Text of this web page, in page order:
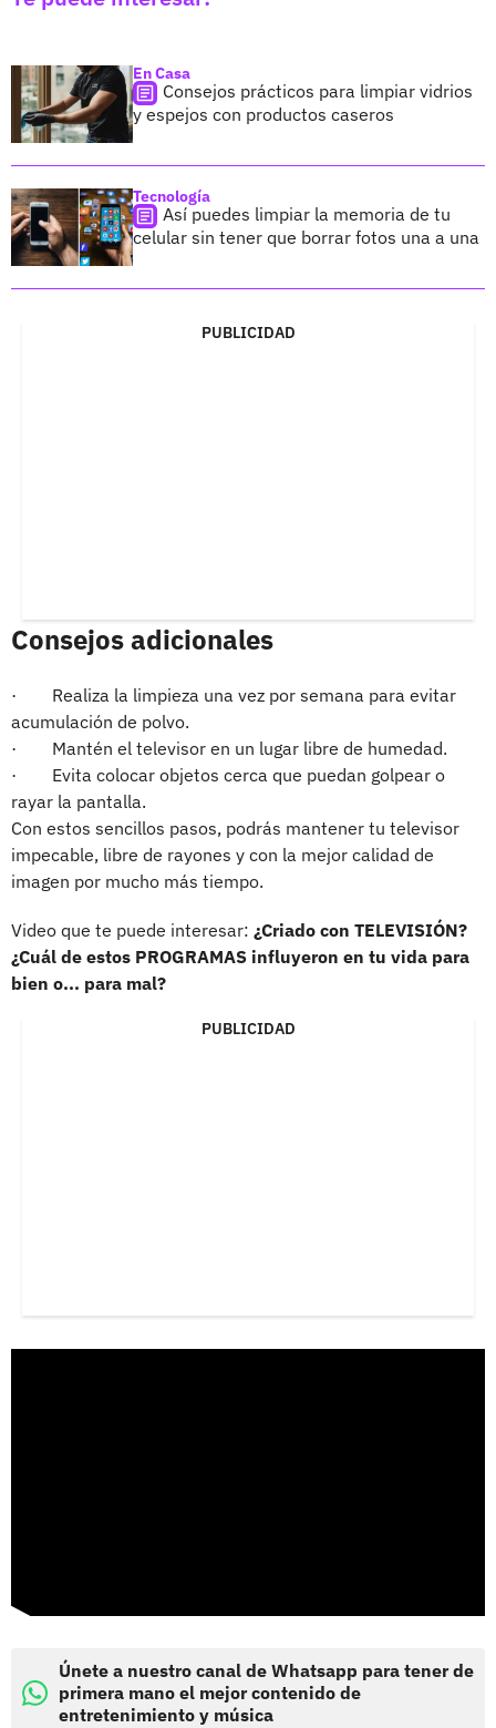
En Casa
Consejos prácticos para limpiar vidrios
y espejos con productos caseros
Tecnología
Así puedes limpiar la memoria de tu
celular sin tener que borrar fotos una a una
PUBLICIDAD
Consejos adicionales
· Realiza la limpieza una vez por semana para evitar
acumulación de polvo.
· Mantén el televisor en un lugar libre de humedad.
· Evita colocar objetos cerca que puedan golpear o
rayar la pantalla.
Con estos sencillos pasos, podrás mantener tu televisor
impecable, libre de rayones y con la mejor calidad de
imagen por mucho más tiempo.
Video que te puede interesar: ¿Criado con TELEVISIÓN?
¿Cuál de estos PROGRAMAS influyeron en tu vida para
bien o... para mal?
PUBLICIDAD
Únete a nuestro canal de Whatsapp para tener de
primera mano el mejor contenido de
entretenimiento y música